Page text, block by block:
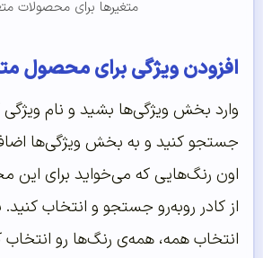
متغیرها برای محصولات
افزودن ویژگی برای محصول
وارد بخش ویژگی‌ها بشید و نام
جستجو کنید و به بخش ویژگی‌ها
اون رنگ‌هایی که می‌خواید برای این
از کادر روبه‌رو جستجو و انتخاب کنید.
انتخاب همه، همه‌ی رنگ‌ها رو انتخاب